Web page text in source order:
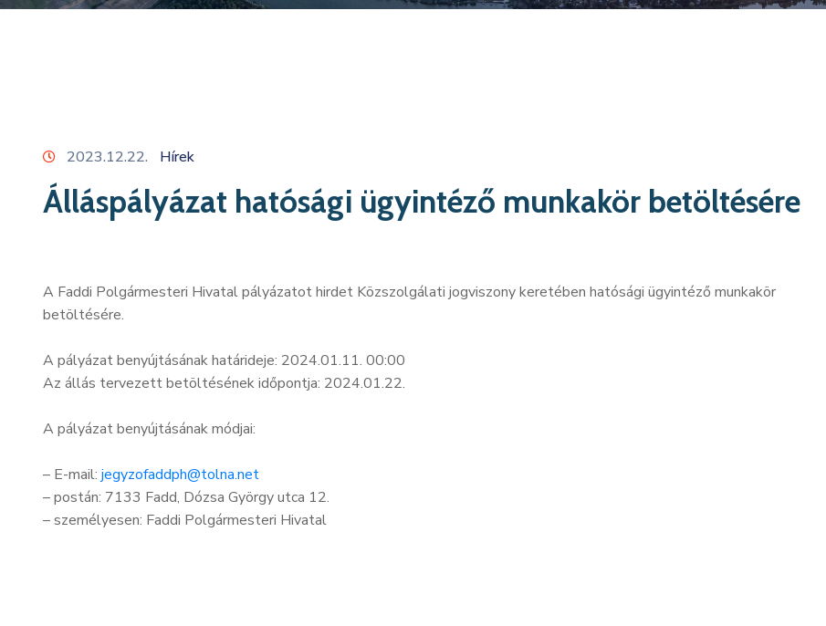
2023.12.22. Hírek
Álláspályázat hatósági ügyintéző munkakör betöltésére
A Faddi Polgármesteri Hivatal pályázatot hirdet Közszolgálati jogviszony keretében hatósági ügyintéző munkakör
betöltésére.
A pályázat benyújtásának határideje: 2024.01.11. 00:00
Az állás tervezett betöltésének időpontja: 2024.01.22.
A pályázat benyújtásának módjai:
– E-mail: jegyzofaddph@tolna.net
– postán: 7133 Fadd, Dózsa György utca 12.
– személyesen: Faddi Polgármesteri Hivatal